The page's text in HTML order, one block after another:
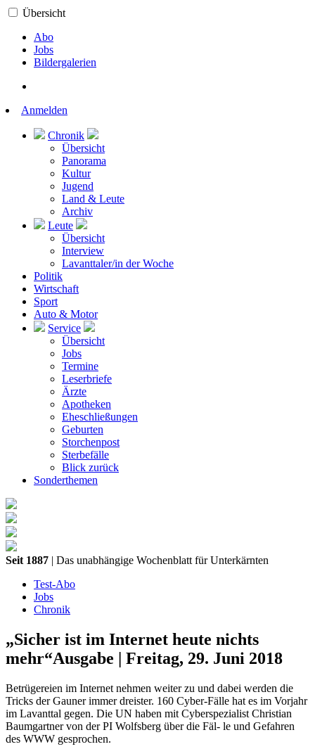
Übersicht
Abo
Jobs
Bildergalerien
Anmelden
Chronik
Übersicht
Panorama
Kultur
Jugend
Land & Leute
Archiv
Leute
Übersicht
Interview
Lavanttaler/in der Woche
Politik
Wirtschaft
Sport
Auto & Motor
Service
Übersicht
Jobs
Termine
Leserbriefe
Ärzte
Apotheken
Eheschließungen
Geburten
Storchenpost
Sterbefälle
Blick zurück
Sonderthemen
Seit 1887 | Das unabhängige Wochenblatt für Unterkärnten
Test-Abo
Jobs
Chronik
„Sicher ist im Internet heute nichts
mehr“Ausgabe | Freitag, 29. Juni 2018
Betrügereien im Internet nehmen weiter zu und dabei werden die
Tricks der Gauner immer dreister. 160 Cyber-Fälle hat es im Vorjahr
im Lavanttal gegen. Die UN haben mit Cyberspezialist Christian
Baumgartner von der PI Wolfsberg über die Fäl- le und Gefahren
des WWW gesprochen.